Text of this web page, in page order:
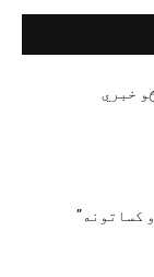
خبري
کساتونه”